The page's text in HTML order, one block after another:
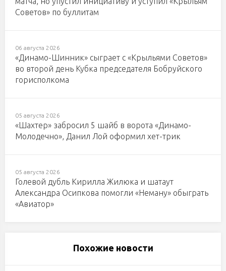
Советов» по буллитам
06 августа 2026
«Динамо-Шинник» сыграет с «Крыльями Советов»
во второй день Кубка председателя Бобруйского
горисполкома
05 августа 2026
«Шахтер» забросил 5 шайб в ворота «Динамо-
Молодечно», Данил Лой оформил хет-трик
05 августа 2026
Голевой дубль Кирилла Жилюка и шатаут
Александра Осипкова помогли «Неману» обыграть
«Авиатор»
Похожие новости